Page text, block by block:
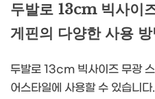
두발로 13cm 빅사이
게핀의 다양한 사용 방
두발로 13cm 빅사이즈 무광
어스타일에 사용할 수 있습니